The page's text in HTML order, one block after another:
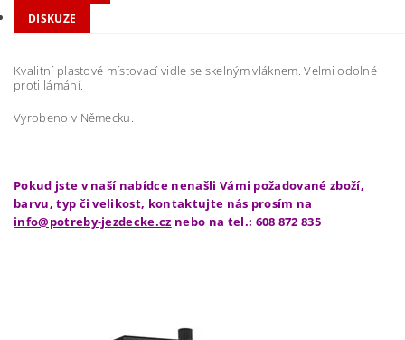
DISKUZE
Kvalitní plastové místovací vidle se skelným vláknem. Velmi odolné
proti lámání.
Vyrobeno v Německu.
Pokud jste v naší nabídce nenašli Vámi požadované zboží,
barvu, typ či velikost, kontaktujte nás prosím na
info@potreby-jezdecke.cz nebo na tel.: 608 872 835